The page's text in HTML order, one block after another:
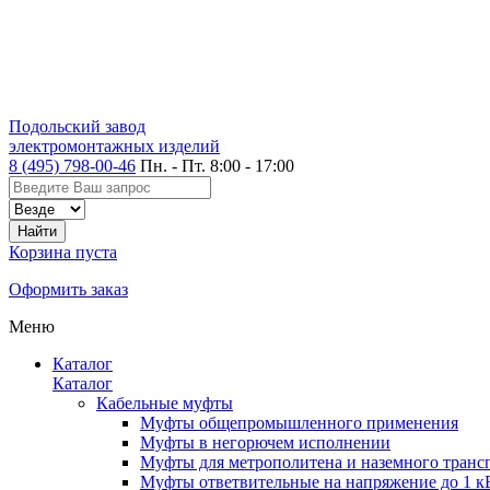
Подольский завод
электромонтажных изделий
8 (495) 798-00-46 Пн. - Пт. 8:00 - 17:00
Корзина пуста
Оформить заказ
Меню
Каталог
Каталог
Кабельные муфты
Муфты общепромышленного применения
Муфты в негорючем исполнении
Муфты для метрополитена и наземного
Муфты ответвительные на напряжение до 1